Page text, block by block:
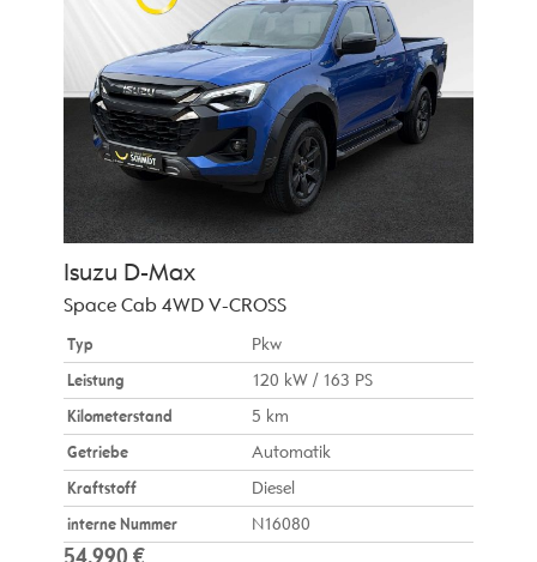
Isuzu D-Max
Space Cab 4WD V-CROSS
Typ
Pkw
Leistung
120 kW / 163 PS
Kilometerstand
5 km
Getriebe
Automatik
Kraftstoff
Diesel
interne Nummer
N16080